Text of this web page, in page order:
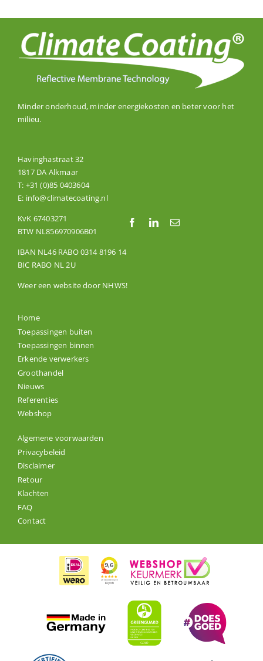
Minder onderhoud, minder energiekosten en beter voor het
milieu.
Home
Toepassingen buiten
Toepassingen binnen
Erkende verwerkers
Groothandel
Nieuws
Referenties
Webshop
Algemene voorwaarden
Privacybeleid
Disclaimer
Retour
Klachten
FAQ
Contact
Havinghastraat 32
1817 DA Alkmaar
T: +31 (0)85 0403604
E: info@climatecoating.nl
KvK 67403271
BTW NL856970906B01
IBAN NL46 RABO 0314 8196 14
BIC RABO NL 2U
Weer een website door NHWS!